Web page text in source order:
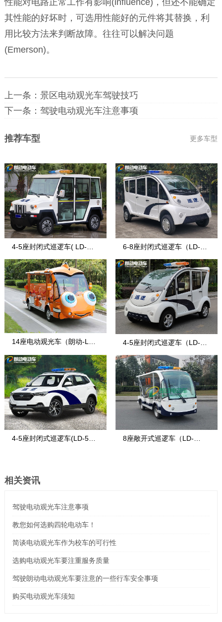
其性能的好坏时，可选用性能好的元件将其替换，利
用比较方法来判断故障。往往可以解决问题
(Emerson)。
上一条： 景区电动观光车驾驶技巧
下一条： 驾驶电动观光车注意事项
更多车型
推荐车型
4-5座封闭式巡逻车( LD-战
盾)
6-8座封闭式巡逻车（LD-8-
7）
14座电动观光车（朗动-LD-
14F-5E款
4-5座封闭式巡逻车（LD-4-
7）
4-5座封闭式巡逻车(LD-5S- 8座敞开式巡逻车（LD-
相关资讯
驾驶电动观光车注意事项
教您如何选购四轮电动车！
简谈电动观光车作为校车的可行性
选购电动观光车要注重服务质量
驾驶朗动电动观光车要注意的一些行车安全事项
购买电动观光车须知